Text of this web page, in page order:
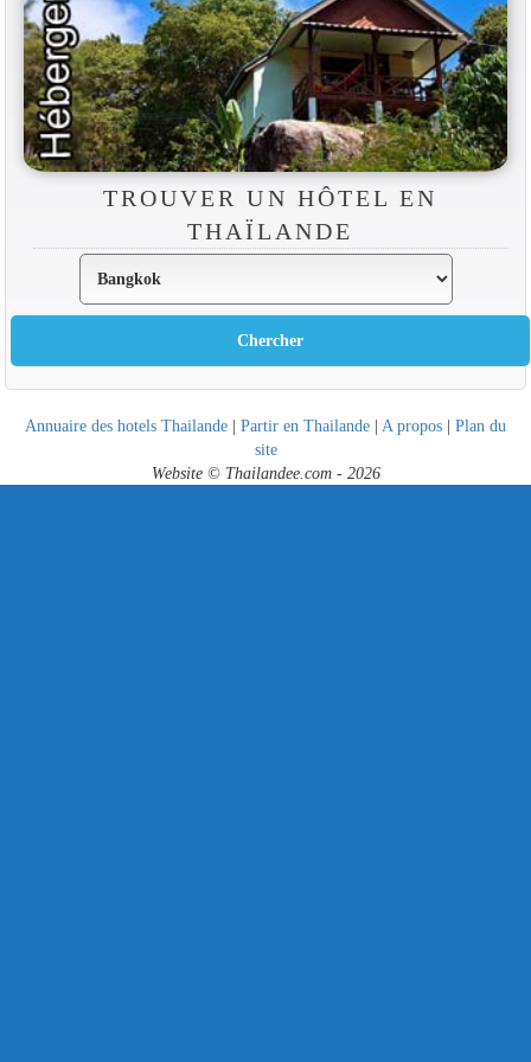
TROUVER UN HÔTEL EN
THAÏLANDE
Annuaire des hotels Thailande | Partir en Thailande | A propos | Plan du
site
Website © Thailandee.com - 2026